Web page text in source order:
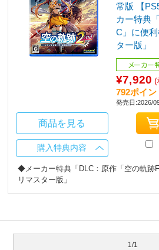
常版 【
カー特典
C」に便
ター版」
メーカー
¥7,920 (
792ポイ
発売日:2026/
商品を見る
購入特典内容
◆メーカー特典「DLC：原作「空の軌跡
リマスター版」
1/1